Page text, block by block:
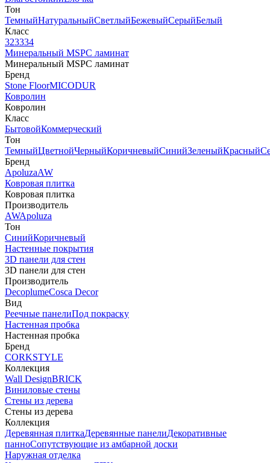
Тон
ТемныйНатуральныйСветлыйБежевыйСерыйБелый
Класс
323334
Минеральный MSPC ламинат
Минеральный MSPC ламинат
Бренд
Stone FloorMICODUR
Ковролин
Ковролин
Класс
БытовойКоммерческий
Тон
ТемныйЦветнойЧерныйКоричневыйСинийЗеленыйКрасный
Бренд
ApoluzaAW
Ковровая плитка
Ковровая плитка
Производитель
AWApoluza
Тон
СинийКоричневый
Настенные покрытия
3D панели для стен
3D панели для стен
Производитель
DecoplumeCosca Decor
Вид
Реечные панелиПод покраску
Настенная пробка
Настенная пробка
Бренд
CORKSTYLE
Коллекция
Wall DesignBRICK
Виниловые стены
Стены из дерева
Стены из дерева
Коллекция
Деревянная плиткаДеревянные панелиДекоративные
панноСопутствующие из амбарной доски
Наружная отделка